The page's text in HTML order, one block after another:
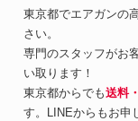
東京都でエアガンの
さい。
専門のスタッフがお
い取ります！
東京都からでも送料
す。LINEからもお申